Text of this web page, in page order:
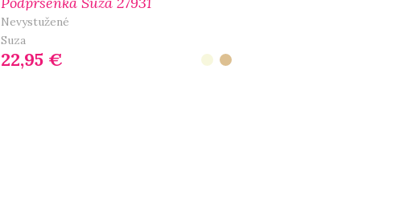
Nevystužené
Suza
22,95 €